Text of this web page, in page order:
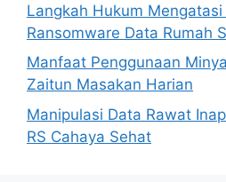
Langkah Hukum Mengatasi
Ransomware Data Rumah
Manfaat Penggunaan
Zaitun Masakan Harian
Manipulasi Data Rawat
RS Cahaya Sehat